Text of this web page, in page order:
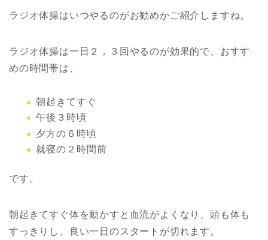
ラジオ体操はいつやるのがお勧めかご紹介しますね。
ラジオ体操は一日２，３回やるのが効果的で、おすす
めの時間帯は、
朝起きてすぐ
午後３時頃
夕方の６時頃
就寝の２時間前
です。
朝起きてすぐ体を動かすと血流がよくなり、頭も体も
すっきりし、良い一日のスタートが切れます。